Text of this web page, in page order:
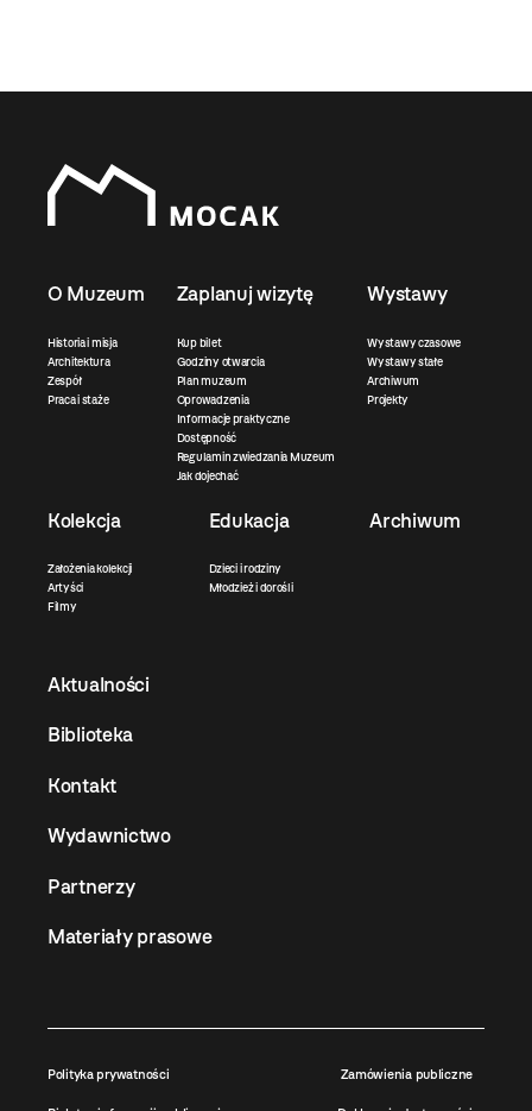
O Muzeum
Historia i misja
Architektura
Zespół
Praca i staże
Zaplanuj wizytę
Kup bilet
Godziny otwarcia
Plan muzeum
Oprowadzenia
Informacje praktyczne
Dostępność
Regulamin zwiedzania Muzeum
Jak dojechać
Wystawy
Wystawy czasowe
Wystawy stałe
Archiwum
Projekty
Kolekcja
Założenia kolekcji
Artyści
Filmy
Edukacja
Dzieci i rodziny
Młodzież i dorośli
Archiwum
Aktualności
Biblioteka
Kontakt
Wydawnictwo
Partnerzy
Materiały prasowe
Polityka prywatności Zamówienia publiczne